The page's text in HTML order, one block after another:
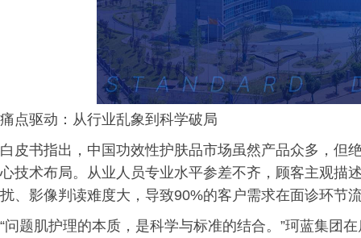
痛点驱动：从行业乱象到科学破局
白皮书指出，中国功效性护肤品市场虽然产品众多，但
心技术布局。从业人员专业水平参差不齐，顾客主观描
扰、影像判读难度大，导致90%的客户需求在面诊环节
“问题肌护理的本质，是科学与标准的结合。”珂蓝集团